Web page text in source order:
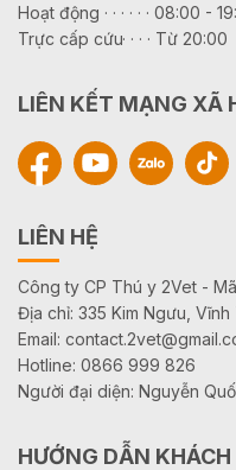
Hoạt động · · · · · · 08:00 -
Trực cấp cứu· · · · Từ 20:00
LIÊN KẾT MẠNG XÃ
LIÊN HỆ
Công ty CP Thú y 2Vet - Mã
Địa chỉ: 335 Kim Ngưu, Vĩnh
Email:
Hotline: 0866 999 826
Người đại diện: Nguyễn
HƯỚNG DẪN